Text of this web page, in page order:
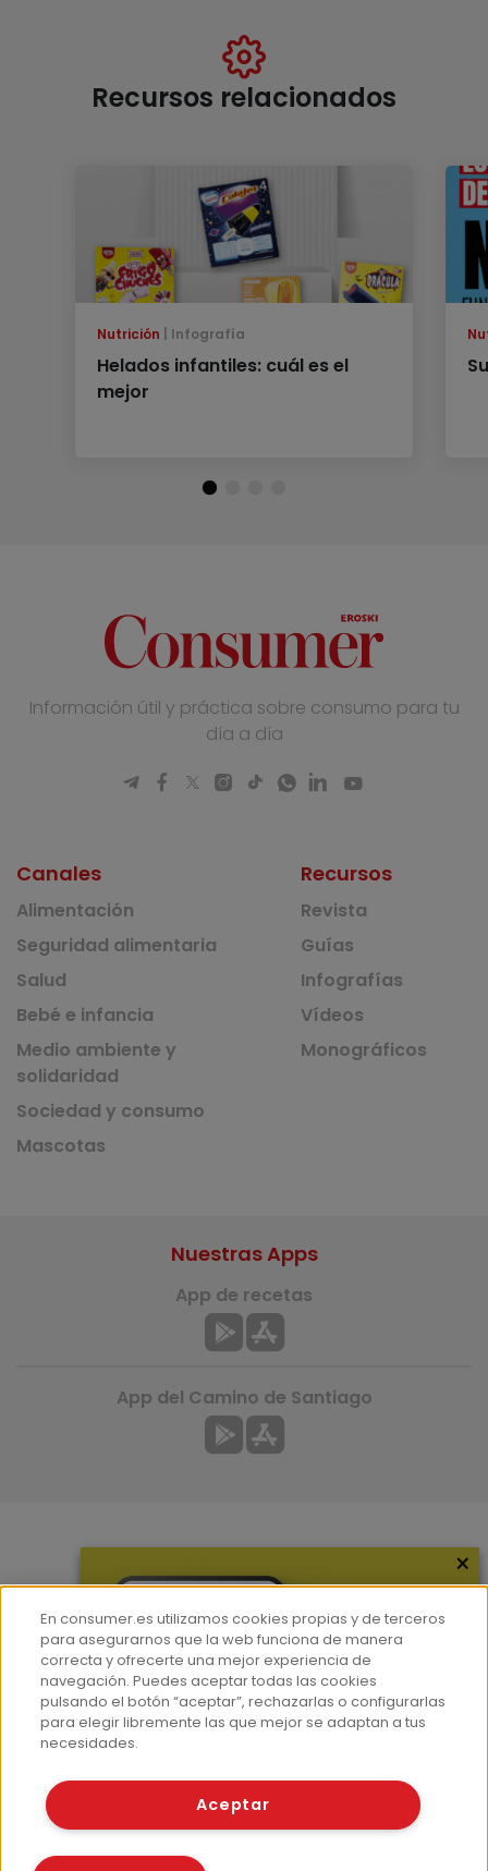
Recursos relacionados
Nutrición Infografía
Helados infantiles: cuál es el
mejor
Información útil y práctica sobre consumo para tu
día a día
Canales
Alimentación
Seguridad alimentaria
Salud
Bebé e infancia
Medio ambiente y
solidaridad
Sociedad y consumo
Mascotas
Recursos
Revista
Guías
Infografías
Vídeos
Monográficos
Hemeroteca
Contacto
Prensa
Corpus Lingüístico Consumer
Nuestras Apps
App de recetas
App del Camino de Santiago
© Fundación EROSKI
Políticas de cookies
×
En consumer.es utilizamos cookies propias y de terceros
para asegurarnos que la web funciona de manera
correcta y ofrecerte una mejor experiencia de
navegación. Puedes aceptar todas las cookies
pulsando el botón “aceptar”, rechazarlas o configurarlas
para elegir libremente las que mejor se adaptan a tus
necesidades.
Aceptar